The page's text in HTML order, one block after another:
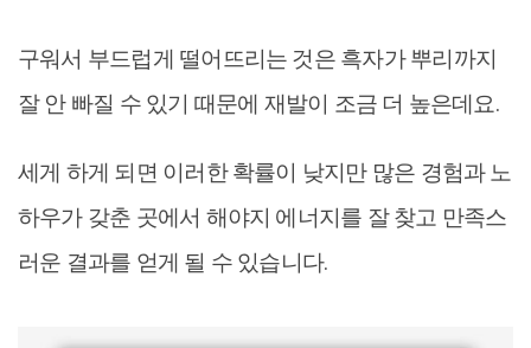
구워서 부드럽게 떨어뜨리는 것은 흑자가 뿌리까지
잘 안 빠질 수 있기 때문에 재발이 조금 더 높은데요.
세게 하게 되면 이러한 확률이 낮지만 많은 경험과 노
하우가 갖춘 곳에서 해야지 에너지를 잘 찾고 만족스
러운 결과를 얻게 될 수 있습니다.